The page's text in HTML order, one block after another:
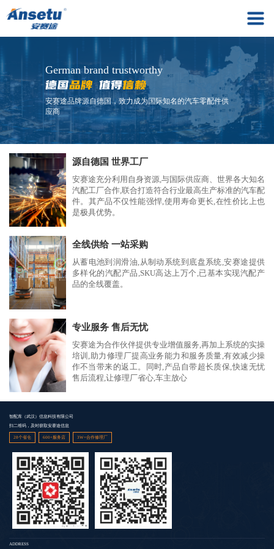
German brand trustworthy
安赛途品牌源自德国，致力成为国际知名的汽车零配件供
应商
源自德国 世界工厂
安赛途充分利用自身资源,与国际供应商、世界各大知名
汽配工厂合作,联合打造符合行业最高生产标准的汽车配
件。其产品不仅性能强悍,使用寿命更长,在性价比上也
是极具优势。
全线供给 一站采购
从蓄电池到润滑油,从制动系统到底盘系统,安赛途提供
多样化的汽配产品,SKU高达上万个,已基本实现汽配产
品的全线覆盖。
专业服务 售后无忧
安赛途为合作伙伴提供专业增值服务,再加上系统的实操
培训,助力修理厂提高业务能力和服务质量,有效减少操
作不当带来的返工。同时,产品自带超长质保,快速无忧
售后流程,让修理厂省心,车主放心
智配库（武汉）信息科技有限公司
扫二维码，及时获取安赛途信息
28个省仓 600+服务店 3W+合作修理厂
ADDRESS